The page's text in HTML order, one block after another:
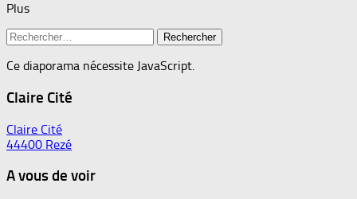
Plus
Rechercher :
Ce diaporama nécessite JavaScript.
Claire Cité
Claire Cité
44400 Rezé
A vous de voir